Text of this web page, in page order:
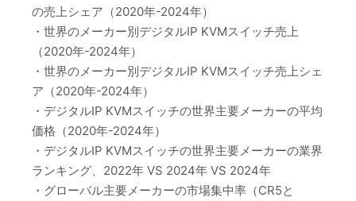
の売上シェア（2020年-2024年）
・世界のメーカー別デジタルIP KVMスイッチ売上
（2020年-2024年）
・世界のメーカー別デジタルIP KVMスイッチ売上シェ
ア（2020年-2024年）
・デジタルIP KVMスイッチの世界主要メーカーの平均
価格（2020年-2024年）
・デジタルIP KVMスイッチの世界主要メーカーの業界
ランキング、2022年 VS 2024年 VS 2024年
・グローバル主要メーカーの市場集中率（CR5と